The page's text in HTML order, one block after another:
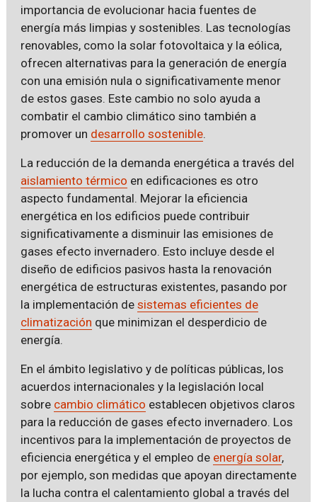
importancia de evolucionar hacia fuentes de
energía más limpias y sostenibles. Las tecnologías
renovables, como la solar fotovoltaica y la eólica,
ofrecen alternativas para la generación de energía
con una emisión nula o significativamente menor
de estos gases. Este cambio no solo ayuda a
combatir el cambio climático sino también a
promover un desarrollo sostenible.
La reducción de la demanda energética a través del
aislamiento térmico en edificaciones es otro
aspecto fundamental. Mejorar la eficiencia
energética en los edificios puede contribuir
significativamente a disminuir las emisiones de
gases efecto invernadero. Esto incluye desde el
diseño de edificios pasivos hasta la renovación
energética de estructuras existentes, pasando por
la implementación de sistemas eficientes de
climatización que minimizan el desperdicio de
energía.
En el ámbito legislativo y de políticas públicas, los
acuerdos internacionales y la legislación local
sobre cambio climático establecen objetivos claros
para la reducción de gases efecto invernadero. Los
incentivos para la implementación de proyectos de
eficiencia energética y el empleo de energía solar,
por ejemplo, son medidas que apoyan directamente
la lucha contra el calentamiento global a través del